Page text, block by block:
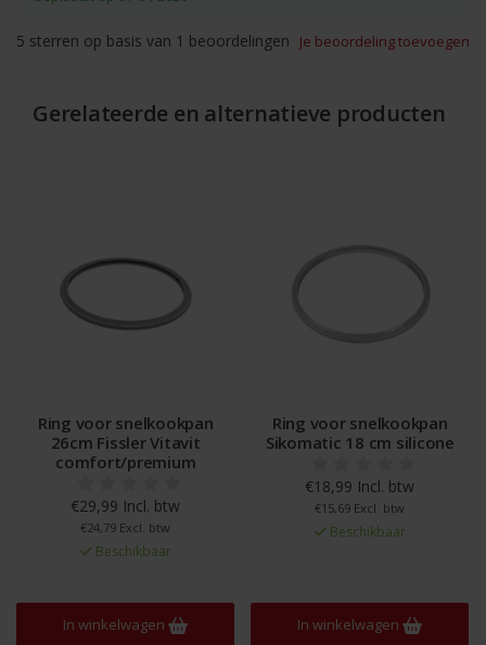
Je beoordeling toevoegen
5 sterren op basis van 1 beoordelingen
Gerelateerde en alternatieve producten
Ring voor snelkookpan
26cm Fissler Vitavit
comfort/premium
€29,99 Incl. btw
€24,79 Excl. btw
Beschikbaar
In winkelwagen
Ring voor snelkookpan
Sikomatic 18 cm silicone
€18,99 Incl. btw
€15,69 Excl. btw
Beschikbaar
In winkelwagen